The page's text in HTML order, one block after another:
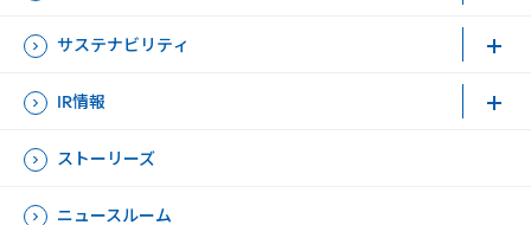
サステナビリティ
IR情報
ストーリーズ
ニュースルーム